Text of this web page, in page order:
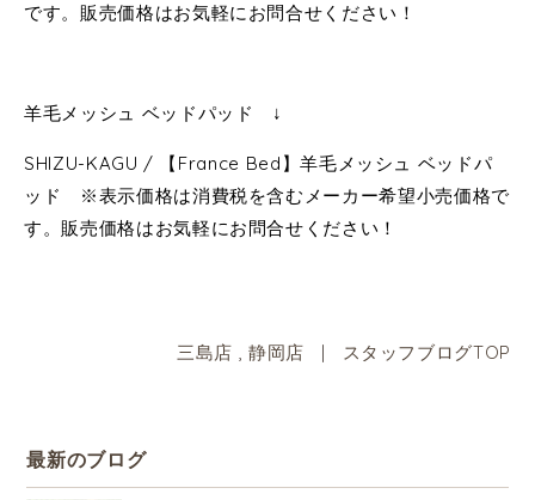
です。販売価格はお気軽にお問合せください！
羊毛メッシュ ベッドパッド ↓
SHIZU-KAGU / 【France Bed】羊毛メッシュ ベッドパ
ッド ※表示価格は消費税を含むメーカー希望小売価格で
す。販売価格はお気軽にお問合せください！
三島店 , 静岡店 | スタッフブログTOP
最新のブログ